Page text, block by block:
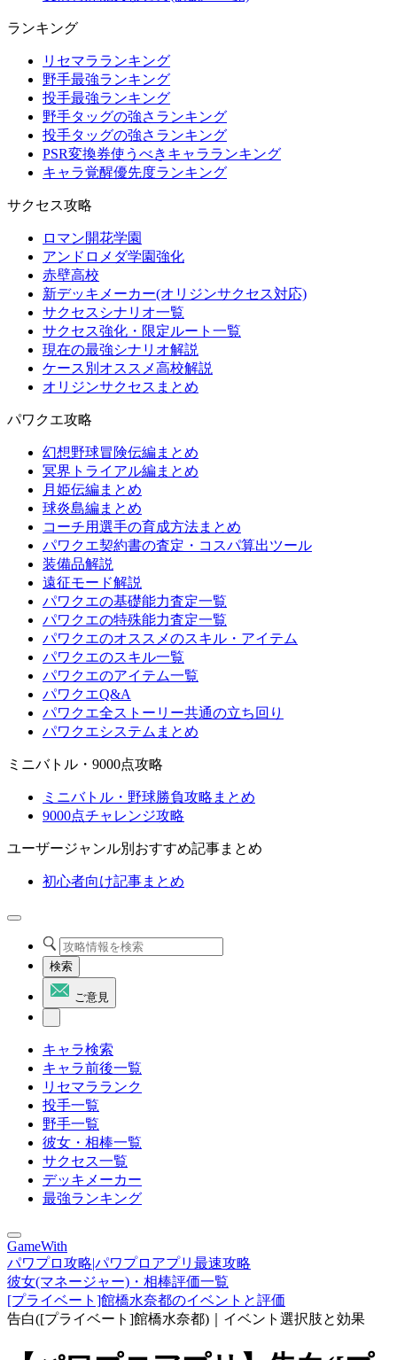
ランキング
リセマラランキング
野手最強ランキング
投手最強ランキング
野手タッグの強さランキング
投手タッグの強さランキング
PSR変換券使うべきキャラランキング
キャラ覚醒優先度ランキング
サクセス攻略
ロマン開花学園
アンドロメダ学園強化
赤壁高校
新デッキメーカー(オリジンサクセス対応)
サクセスシナリオ一覧
サクセス強化・限定ルート一覧
現在の最強シナリオ解説
ケース別オススメ高校解説
オリジンサクセスまとめ
パワクエ攻略
幻想野球冒険伝編まとめ
冥界トライアル編まとめ
月姫伝編まとめ
球炎島編まとめ
コーチ用選手の育成方法まとめ
パワクエ契約書の査定・コスパ算出ツール
装備品解説
遠征モード解説
パワクエの基礎能力査定一覧
パワクエの特殊能力査定一覧
パワクエのオススメのスキル・アイテム
パワクエのスキル一覧
パワクエのアイテム一覧
パワクエQ&A
パワクエ全ストーリー共通の立ち回り
パワクエシステムまとめ
ミニバトル・9000点攻略
ミニバトル・野球勝負攻略まとめ
9000点チャレンジ攻略
ユーザージャンル別おすすめ記事まとめ
初心者向け記事まとめ
検索
ご意見
キャラ検索
キャラ前後一覧
リセマラランク
投手一覧
野手一覧
彼女・相棒一覧
サクセス一覧
デッキメーカー
最強ランキング
GameWith
パワプロ攻略|パワプロアプリ最速攻略
彼女(マネージャー)・相棒評価一覧
[プライベート]館橋水奈都のイベントと評価
告白([プライベート]館橋水奈都)｜イベント選択肢と効果